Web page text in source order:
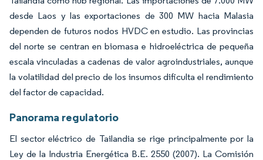
desde Laos y las exportaciones de 300 MW hacia Malasia
dependen de futuros nodos HVDC en estudio. Las provincias
del norte se centran en biomasa e hidroeléctrica de pequeña
escala vinculadas a cadenas de valor agroindustriales, aunque
la volatilidad del precio de los insumos dificulta el rendimiento
del factor de capacidad.
Panorama regulatorio
El sector eléctrico de Tailandia se rige principalmente por la
Ley de la Industria Energética B.E. 2550 (2007). La Comisión